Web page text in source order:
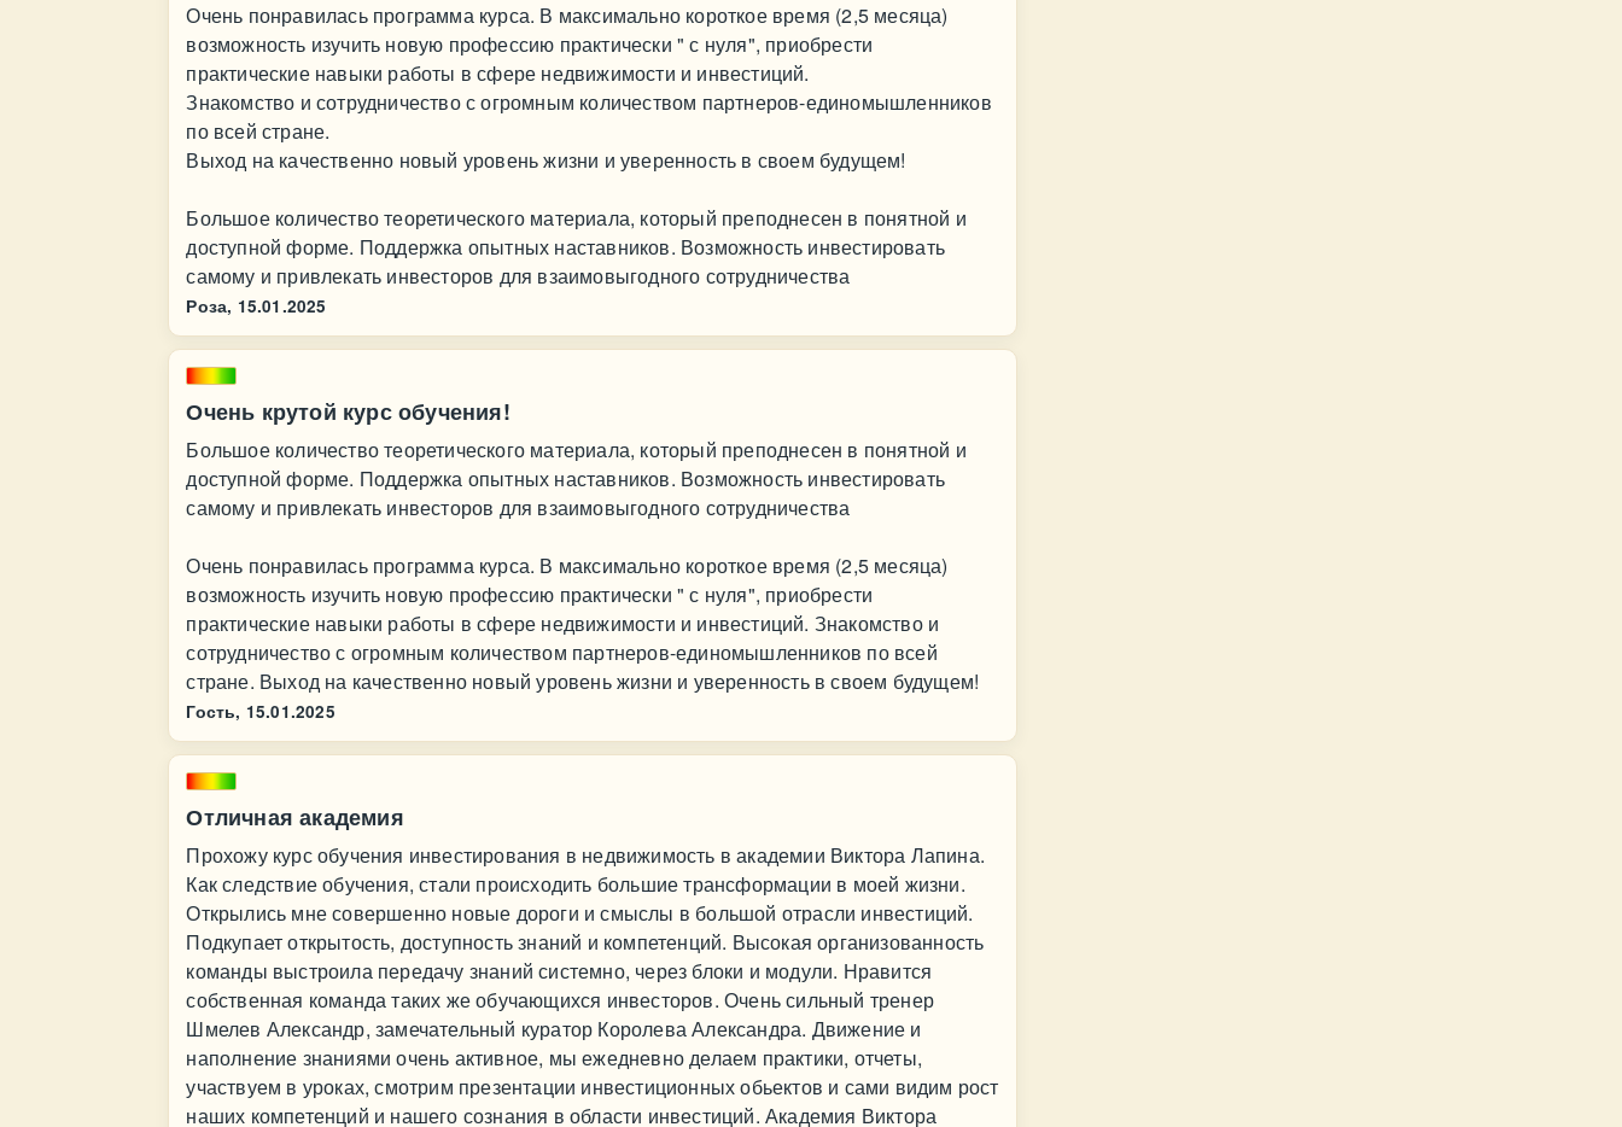
Очень понравилась программа курса. В максимально короткое время (2,5 месяца)
возможность изучить новую профессию практически " с нуля", приобрести
практические навыки работы в сфере недвижимости и инвестиций.
Знакомство и сотрудничество с огромным количеством партнеров-единомышленников
по всей стране.
Выход на качественно новый уровень жизни и уверенность в своем будущем!
Большое количество теоретического материала, который преподнесен в понятной и
доступной форме. Поддержка опытных наставников. Возможность инвестировать
самому и привлекать инвесторов для взаимовыгодного сотрудничества
Роза, 15.01.2025
Очень крутой курс обучения!
Большое количество теоретического материала, который преподнесен в понятной и
доступной форме. Поддержка опытных наставников. Возможность инвестировать
самому и привлекать инвесторов для взаимовыгодного сотрудничества
Очень понравилась программа курса. В максимально короткое время (2,5 месяца)
возможность изучить новую профессию практически " с нуля", приобрести
практические навыки работы в сфере недвижимости и инвестиций. Знакомство и
сотрудничество с огромным количеством партнеров-единомышленников по всей
стране. Выход на качественно новый уровень жизни и уверенность в своем будущем!
Гость, 15.01.2025
Отличная академия
Прохожу курс обучения инвестирования в недвижимость в академии Виктора Лапина.
Как следствие обучения, стали происходить большие трансформации в моей жизни.
Открылись мне совершенно новые дороги и смыслы в большой отрасли инвестиций.
Подкупает открытость, доступность знаний и компетенций. Высокая организованность
команды выстроила передачу знаний системно, через блоки и модули. Нравится
собственная команда таких же обучающихся инвесторов. Очень сильный тренер
Шмелев Александр, замечательный куратор Королева Александра. Движение и
наполнение знаниями очень активное, мы ежедневно делаем практики, отчеты,
участвуем в уроках, смотрим презентации инвестиционных обьектов и сами видим рост
наших компетенций и нашего сознания в области инвестиций. Академия Виктора